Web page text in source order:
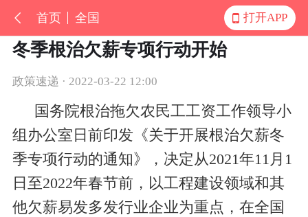
首页 全国 打开APP
冬季根治欠薪专项行动开始
政策速递 · 2022-03-22 12:00
国务院根治拖欠农民工工资工作领导小
组办公室日前印发《关于开展根治欠薪冬
季专项行动的通知》，决定从2021年11月1
日至2022年春节前，以工程建设领域和其
他欠薪易发多发行业企业为重点，在全国